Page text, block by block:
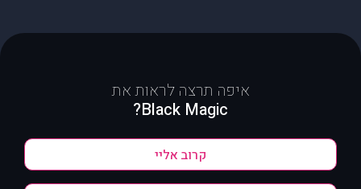
איפה תרצה לראות את
Black Magic?